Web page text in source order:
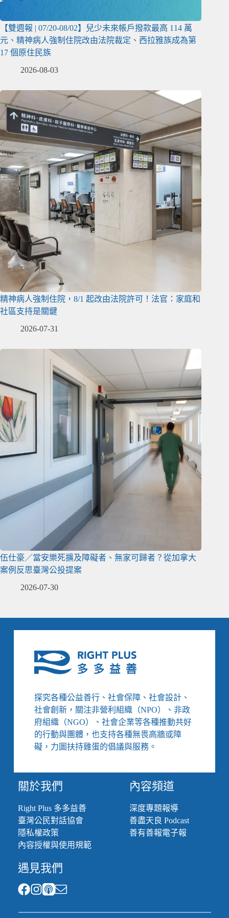
【雙週報 | 07/20-08/02】兒少未來帳戶撥款最高 114 萬
元、精神病人強制住院改由法院裁定、西拉雅族成為第
17 個原住民族
2026-08-03
精神病人強制住院，8/1 起改由法院許可！法官：家庭和
社區支持是關鍵
2026-07-31
伍仕豪／當安樂死擴及障礙者、無家可歸者？從加拿大
案例反思臺灣公投提案
2026-07-30
探究各種公益善行、社會保障、社會設計、
社會創新，關注非營利組織（NPO）、非政
府組織（NGO）、社會企業等各種推動共好
的行動與團體，也支持各種無畏高牆或障
礙，力圖扶持雞蛋的倡議與服務。
關於我們
Right Plus 多多益善
臺灣公民對話協會
隱私權政策
內容授權與使用規範
內容頻道
深度專題報導
善盡天良 Podcast
善有善報電子報
遇見我們